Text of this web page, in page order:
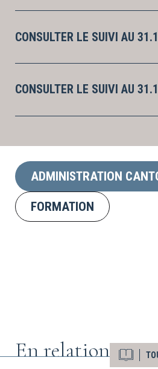
CONSULTER LE SUIVI AU
CONSULTER LE SUIVI AU
ADMINISTRATION
FORMATION
En relation